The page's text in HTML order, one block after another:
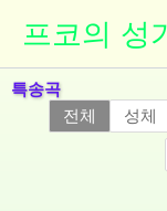
츠
로
프코의 성
특송곡
전체
성체